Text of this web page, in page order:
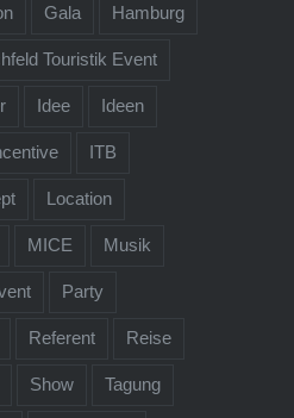
Gala Hamburg
Touristik Event
Idee Ideen
ITB
Location
MICE Musik
Party
Referent Reise
Show Tagung